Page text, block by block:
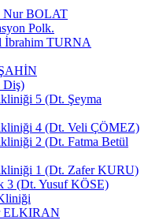
Nur BOLAT
Polk.
İbrahim TURNA
Diş)
5 (Dt. Şeyma
4 (Dt. Veli ÇÖMEZ)
2 (Dt. Fatma Betül
1 (Dt. Zafer KURU)
3 (Dt. Yusuf KÖSE)
ELKIRAN